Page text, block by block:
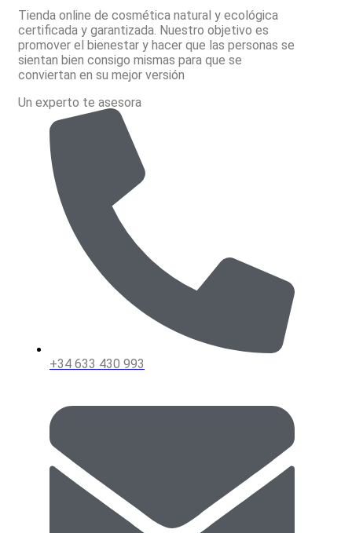
Tienda online de cosmética natural y ecológica
certificada y garantizada. Nuestro objetivo es
promover el bienestar y hacer que las personas se
sientan bien consigo mismas para que se
conviertan en su mejor versión
Un experto te asesora
+34 633 430 993